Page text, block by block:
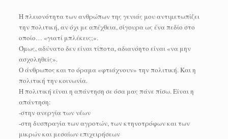
Η πλειονότητα των ανθρώπων της γενιάς μου αντιμετωπίζει
την πολιτική, αν όχι με απέχθεια, σίγουρα ως ένα πεδίο στο
οποίο… «γιατί μπλέκεις;».
Όμως, αδύνατο δεν είναι τίποτα, αδιανόητο είναι «να μην
ασχοληθείς».
Ο άνθρωπος και το όραμα «φτιάχνουν» την πολιτική. Και η
πολιτική την κοινωνία.
Η πολιτική είναι η απάντηση σε όσα μας πάνε πίσω. Είναι η
απάντηση:
-στην ανεργία των νέων
-στη δυσπραγία των αγροτών, των κτηνοτρόφων και των
μικρών και μεσαίων επιχειρήσεων